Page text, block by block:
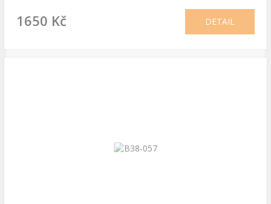
1650 Kč DETAIL